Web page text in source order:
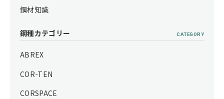
鋼材知識
鋼種カテゴリー CATEGORY
ABREX
COR-TEN
CORSPACE